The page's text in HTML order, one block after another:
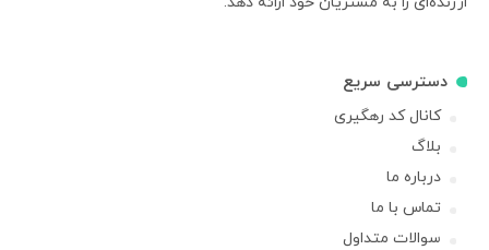
دسترسی سریع
کانال کد رهگیری
بلاگ
درباره ما
تماس با ما
سوالات متداول